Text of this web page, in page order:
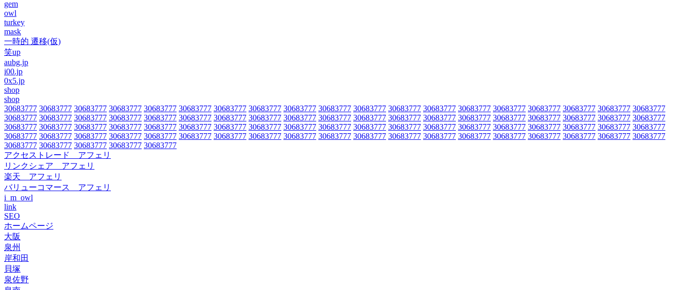
gem
owl
turkey
mask
一時的 遷移(仮)
笑up
aubg.jp
i00.jp
0x5.jp
shop
shop
30683777 30683777 30683777 30683777 30683777 30683777 30683777 30683777 30683777 30683777 30683777 30683777 30683777 30683777 30683777 30683777 30683777 30683777 30683777
30683777 30683777 30683777 30683777 30683777 30683777 30683777 30683777 30683777 30683777 30683777 30683777 30683777 30683777 30683777 30683777 30683777 30683777 30683777
30683777 30683777 30683777 30683777 30683777 30683777 30683777 30683777 30683777 30683777 30683777 30683777 30683777 30683777 30683777 30683777 30683777 30683777 30683777
30683777 30683777 30683777 30683777 30683777 30683777 30683777 30683777 30683777 30683777 30683777 30683777 30683777 30683777 30683777 30683777 30683777 30683777 30683777
30683777 30683777 30683777 30683777 30683777
アクセストレード アフェリ
リンクシェア アフェリ
楽天 アフェリ
バリューコマース アフェリ
i_m_owl
link
SEO
ホームページ
大阪
泉州
岸和田
貝塚
泉佐野